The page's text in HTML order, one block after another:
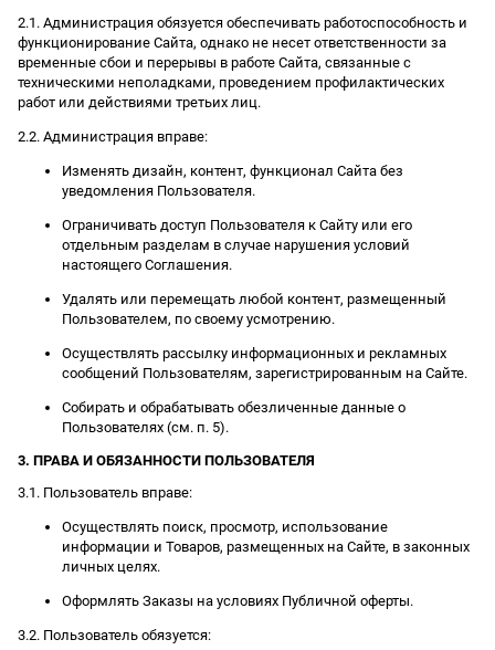
2.1. Администрация обязуется обеспечивать работоспособность и
функционирование Сайта, однако не несет ответственности за
временные сбои и перерывы в работе Сайта, связанные с
техническими неполадками, проведением профилактических
работ или действиями третьих лиц.
2.2. Администрация вправе:
Изменять дизайн, контент, функционал Сайта без
уведомления Пользователя.
Ограничивать доступ Пользователя к Сайту или его
отдельным разделам в случае нарушения условий
настоящего Соглашения.
Удалять или перемещать любой контент, размещенный
Пользователем, по своему усмотрению.
Осуществлять рассылку информационных и рекламных
сообщений Пользователям, зарегистрированным на Сайте.
Собирать и обрабатывать обезличенные данные о
Пользователях (см. п. 5).
3. ПРАВА И ОБЯЗАННОСТИ ПОЛЬЗОВАТЕЛЯ
3.1. Пользователь вправе:
Осуществлять поиск, просмотр, использование
информации и Товаров, размещенных на Сайте, в законных
личных целях.
Оформлять Заказы на условиях Публичной оферты.
3.2. Пользователь обязуется: